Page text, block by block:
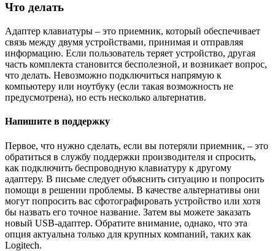
Что делать
Адаптер клавиатуры – это приемник, который обеспечивает
связь между двумя устройствами, принимая и отправляя
информацию. Если пользователь теряет устройство, другая
часть комплекта становится бесполезной, и возникает вопрос,
что делать. Невозможно подключиться напрямую к
компьютеру или ноутбуку (если такая возможность не
предусмотрена), но есть несколько альтернатив.
Напишите в поддержку
Первое, что нужно сделать, если вы потеряли приемник, – это
обратиться в службу поддержки производителя и спросить,
как подключить беспроводную клавиатуру к другому
адаптеру. В письме следует объяснить ситуацию и попросить
помощи в решении проблемы. В качестве альтернативы они
могут попросить вас сфотографировать устройство или хотя
бы назвать его точное название. Затем вы можете заказать
новый USB-адаптер. Обратите внимание, однако, что эта
опция актуальна только для крупных компаний, таких как
Logitech.